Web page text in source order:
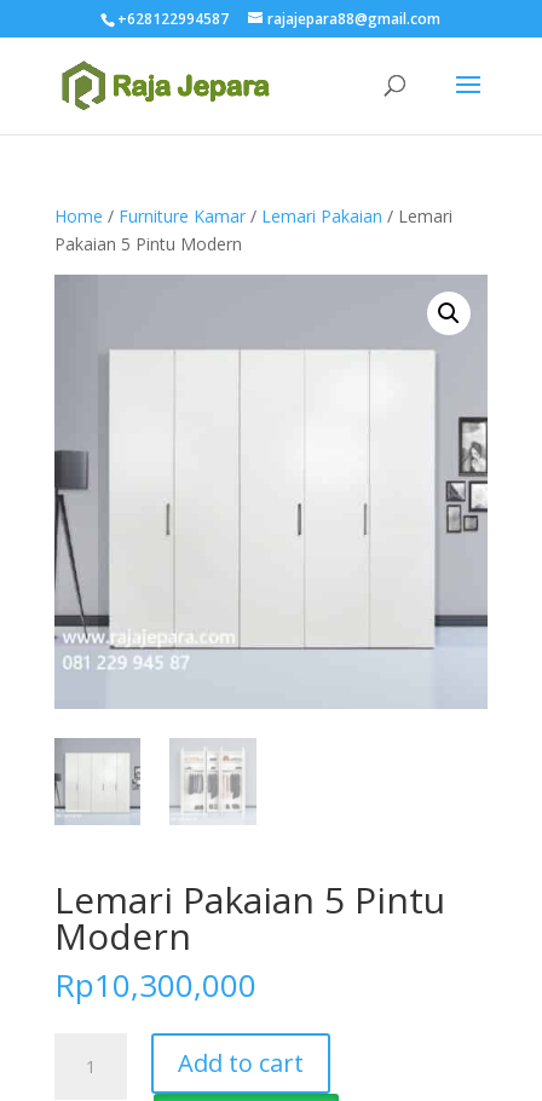
+628122994587 rajajepara88@gmail.com
Home / Furniture Kamar/ Lemari Pakaian / Lemari
Pakaian 5 Pintu Modern
Lemari Pakaian 5 Pintu
Modern
Rp10,300,000
Pakaian
Add to cart